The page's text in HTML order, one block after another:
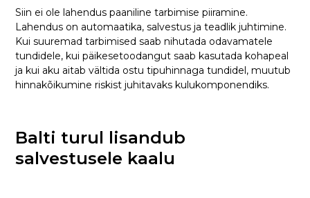
Siin ei ole lahendus paaniline tarbimise piiramine.
Lahendus on automaatika, salvestus ja teadlik juhtimine.
Kui suuremad tarbimised saab nihutada odavamatele
tundidele, kui päikesetoodangut saab kasutada kohapeal
ja kui aku aitab vältida ostu tipuhinnaga tundidel, muutub
hinnakõikumine riskist juhitavaks kulukomponendiks.
Balti turul lisandub
salvestusele kaalu